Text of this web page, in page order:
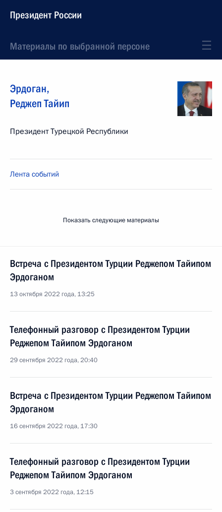
Президент России
Материалы по выбранной персоне
Эрдоган,
Реджеп Тайип
Президент Турецкой Республики
Лента событий
Показать следующие материалы
Встреча с Президентом Турции Реджепом Тайипом
Эрдоганом
13 октября 2022 года, 13:25
Телефонный разговор с Президентом Турции
Реджепом Тайипом Эрдоганом
29 сентября 2022 года, 20:40
Встреча с Президентом Турции Реджепом Тайипом
Эрдоганом
16 сентября 2022 года, 17:30
Телефонный разговор с Президентом Турции
Реджепом Тайипом Эрдоганом
3 сентября 2022 года, 12:15